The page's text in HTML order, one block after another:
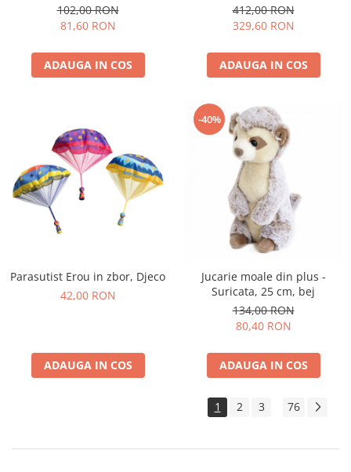
102,00 RON
81,60 RON
ADAUGA IN COS
412,00 RON
329,60 RON
ADAUGA IN COS
Parasutist Erou in zbor, Djeco
42,00 RON
ADAUGA IN COS
-40%
Jucarie moale din plus -
Suricata, 25 cm, bej
134,00 RON
80,40 RON
ADAUGA IN COS
1 2 3 76